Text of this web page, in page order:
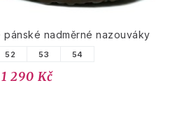
nadměrné nazouváky
52 53 54
1 290 Kč